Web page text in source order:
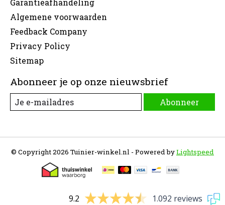
Garantieafhandeling
Algemene voorwaarden
Feedback Company
Privacy Policy
Sitemap
Abonneer je op onze nieuwsbrief
Abonneer
© Copyright 2026 Tuinier-winkel.nl - Powered byLightspeed
9.2 1.092 reviews